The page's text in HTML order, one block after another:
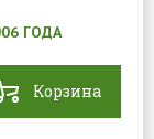
ГОДА
Корзина